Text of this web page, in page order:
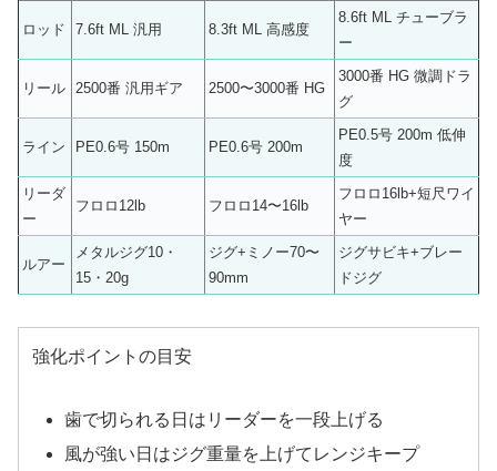
ロッド 7.6ft ML 汎用 8.3ft ML 高感度
8.6ft ML チューブラ
ー
リール 2500番 汎用ギア 2500〜3000番 HG
3000番 HG 微調ドラ
グ
ライン PE0.6号 150m PE0.6号 200m
PE0.5号 200m 低伸
度
リーダ
ー
フロロ12lb フロロ14〜16lb
フロロ16lb+短尺ワイ
ヤー
ルアー
メタルジグ10・
15・20g
ジグ+ミノー70〜
90mm
ジグサビキ+ブレー
ドジグ
強化ポイントの目安
歯で切られる日はリーダーを一段上げる
風が強い日はジグ重量を上げてレンジキープ